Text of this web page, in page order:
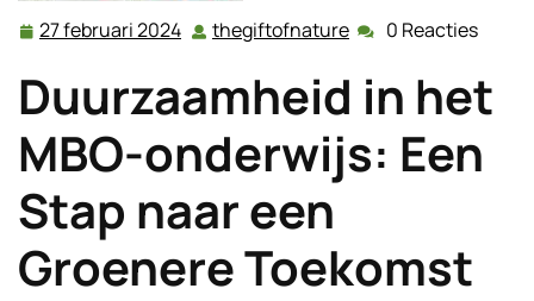
27 februari 2024 27
2024
thegiftofnature thegiftofnature
0 Reacties
Duurzaamheid in het
MBO-onderwijs: Een
Stap naar een
Groenere Toekomst